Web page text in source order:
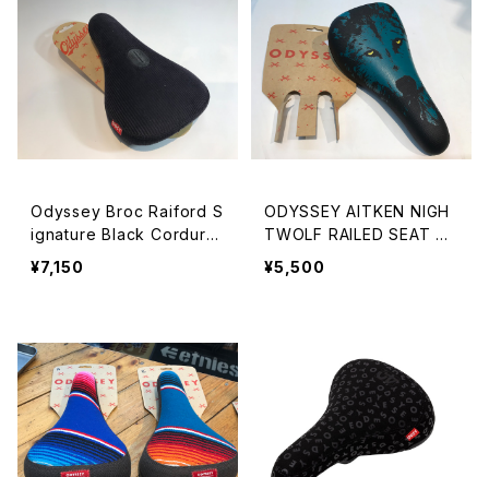
Odyssey Broc Raiford S
ignature Black Corduro
y
¥7,150
ODYSSEY AITKEN NIGH
TWOLF RAILED SEAT Gr
een
¥5,500